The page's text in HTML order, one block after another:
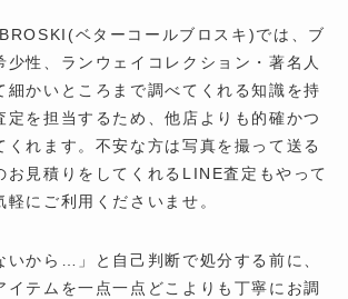
ベターコールブロスキ)では、ブ
少性、ランウェイコレクション・著名人
細かいところまで調べてくれる知識を持
定を担当するため、他店よりも的確かつ
くれます。不安な方は写真を撮って送る
お見積りをしてくれるLINE査定もやって
軽にご利用くださいませ。
いから…」と自己判断で処分する前に、
イテムを一点一点どこよりも丁寧にお調